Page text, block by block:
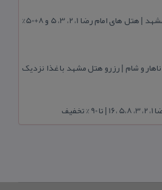
رزرو هتل در خیابان امام رضا مشهد | هتل‌ های امام رضا 1، 2، 3، 5 و 8+50%
و شام | رزرو هتل مشهد با غذا نزدیک